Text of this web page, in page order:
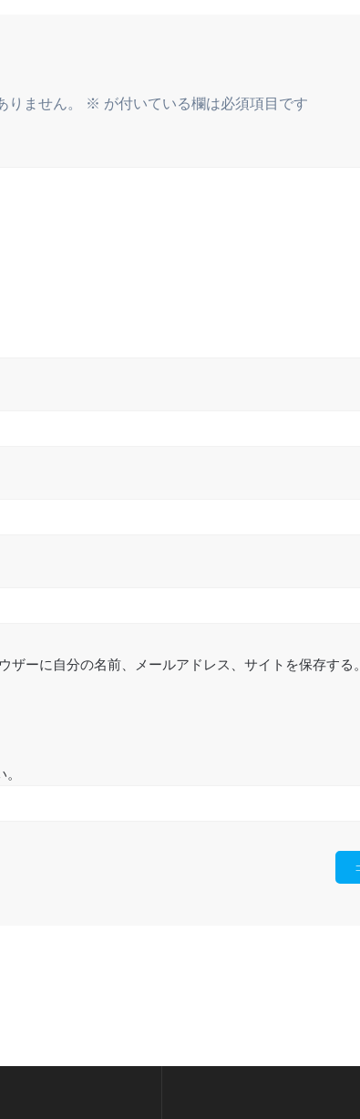
ません。 ※ が付いている欄は必須項目です
ザーに自分の名前、メールアドレス、サイトを保存する。